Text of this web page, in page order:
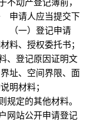
请人应当提交下
（一）登记申请
、授权委托书；
登记原因证明文
址、空间界限、面
说明材料；
规定的其他材料。
站公开申请登记